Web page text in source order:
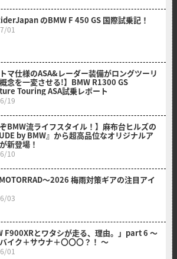
のBMW F 450 GS 国際試乗記！
01
トマ仕様のASA&レーダー装備がロングツーリ
念を一変させる!】BMW R1300 GS
Touring ASA試乗レポート
19
ぞBMW流ライフスタイル！】麻布台ヒルズの
by BMW』から超高品位なオリジナルア
新登場！
10
〜2026 梅雨対策ギアの注目アイ
03
F900XRとワタシが走る、理由。」part 6 〜
イク＋サウナ＋〇〇〇？！ 〜
01